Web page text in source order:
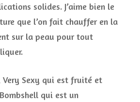
solides. J’aime bien le
que l’on fait chauffer en la
sur la peau pour tout
Very Sexy qui est fruité et
qui est un